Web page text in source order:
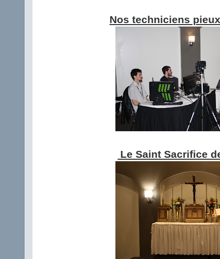
Nos techniciens
Le Saint Sacrifice